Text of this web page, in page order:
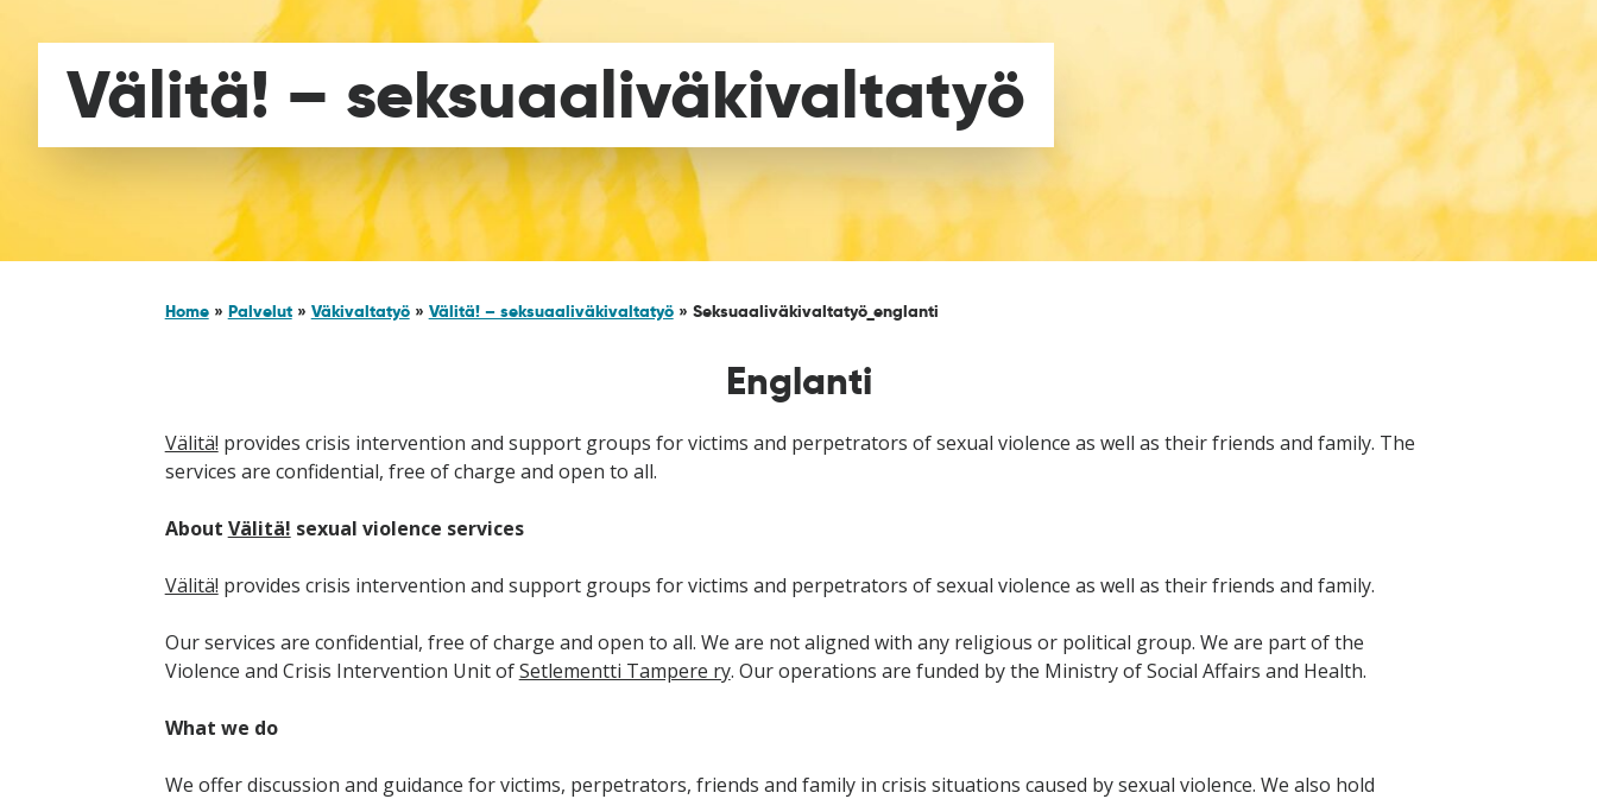
Välitä! – seksuaaliväkivaltatyö
Home» Palvelut» Väkivaltatyö» Välitä! – seksuaaliväkivaltatyö» Seksuaaliväkivaltatyö_englanti
Englanti
Välitä! provides crisis intervention and support groups for victims and perpetrators of sexual violence as well as their friends and family. The
services are confidential, free of charge and open to all.
About Välitä! sexual violence services
Välitä! provides crisis intervention and support groups for victims and perpetrators of sexual violence as well as their friends and family.
Our services are confidential, free of charge and open to all. We are not aligned with any religious or political group. We are part of the
Violence and Crisis Intervention Unit ofSetlementti Tampere ry. Our operations are funded by the Ministry of Social Affairs and Health.
What we do
We offer discussion and guidance for victims, perpetrators, friends and family in crisis situations caused by sexual violence. We also hold